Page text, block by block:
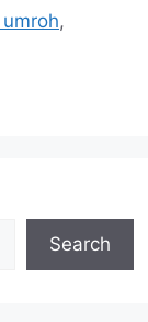
,
Search